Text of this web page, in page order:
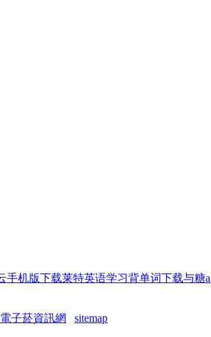
手机版下载莱特英语学习背单词下载与糖
子菸資訊網 sitemap